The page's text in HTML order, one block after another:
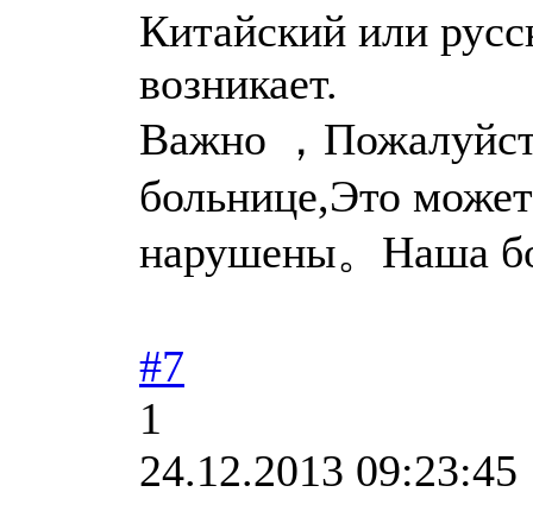
Китайский или
возникает.
Важно ，
больнице,Это
нарушены。Наша
#7
1
24.12.2013 09:23:45